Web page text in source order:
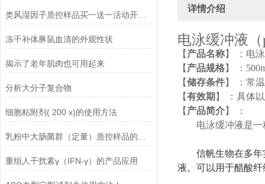
类风湿因子质控样品买一送一活动开始啦
冻干补体豚鼠血清的外观性状
揭示了老年肌肉也可用起来
分析大分子复合物
细胞粘附剂( 200 x)的使用方法
重组人干扰素γ（IFN-γ）的产品应用
详情介绍
电泳缓冲液（
【 产品名称】 ：电
【 产品规格】 ：
【储存条件】
：常
【有效期 】
：具体
【 产品简介】
：
电泳缓冲液是
信帆生物在多
液。可以用于醋酸